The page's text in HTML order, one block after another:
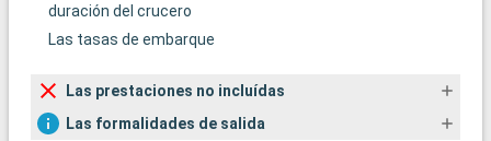
duración del crucero
Las tasas de embarque
Las prestaciones no incluídas
Las formalidades de salida